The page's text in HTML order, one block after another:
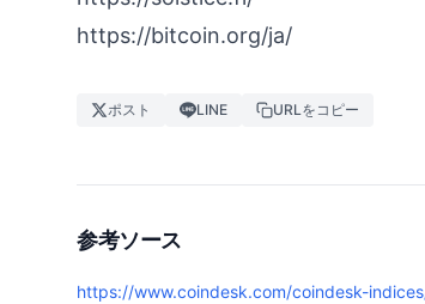
https://bitcoin.org/ja/
ポスト LINE URLをコピー
参考ソース
https://www.coindesk.com/coindesk-